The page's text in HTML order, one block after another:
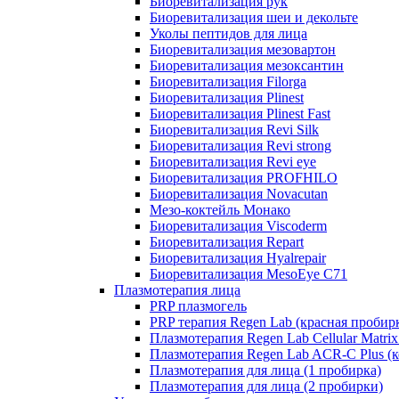
Биоревитализация шеи и декольте
Уколы пептидов для лица
Биоревитализация мезовартон
Биоревитализация мезоксантин
Биоревитализация Filorga
Биоревитализация Plinest
Биоревитализация Plinest Fast
Биоревитализация Revi Silk
Биоревитализация Revi strong
Биоревитализация Revi eye
Биоревитализация PROFHILO
Биоревитализация Novacutan
Мезо-коктейль Монако
Биоревитализация Viscoderm
Биоревитализация Repart
Биоревитализация Hyalrepair
Биоревитализация MesoEye C71
Плазмотерапия лица
PRP плазмогель
PRP терапия Regen Lab (красная
Плазмотерапия Regen Lab Cellular
Плазмотерапия Regen Lab ACR-C Plus
Плазмотерапия для лица (1 пробирка)
Плазмотерапия для лица (2 пробирки)